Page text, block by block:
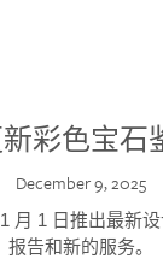
新彩色宝石
December 9, 2025
月 1 日推出最新
报告和新的服务。